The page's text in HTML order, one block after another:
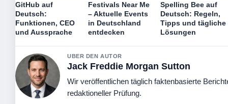
GitHub auf
Deutsch:
Funktionen, CEO
und Aussprache
Festivals Near Me
– Aktuelle Events
in Deutschland
entdecken
Spelling Bee auf
Deutsch: Regeln,
Tipps und tägliche
Lösungen
UBER DEN AUTOR
Jack Freddie Morgan Sutton
Wir veröffentlichen täglich faktenbasierte
redaktioneller Prüfung.